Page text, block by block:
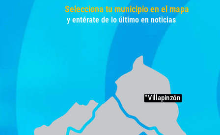
y entérate de lo último en noticias
Selecciona tu municipio en el mapa
Villapinzón